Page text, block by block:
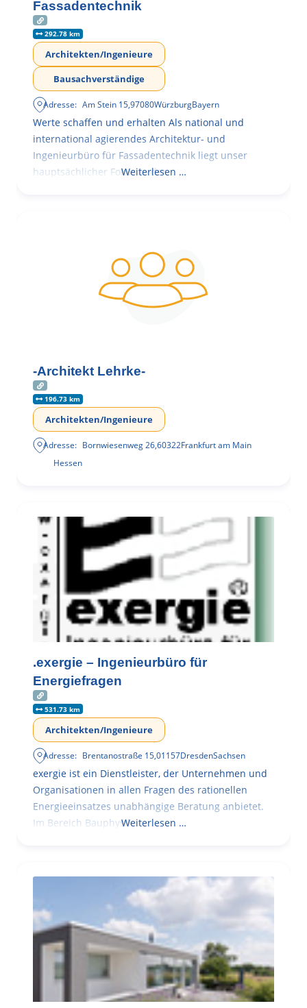
Fassadentechnik
292.78 km
Architekten/Ingenieure
Bausachverständige
Adresse: Am Stein 15,97080WürzburgBayern
Werte schaffen und erhalten Als national und
international agierendes Architektur- und
Ingenieurbüro für Fassadentechnik liegt unser
hauptsächlicher Fokus in der
Weiterlesen …
-Architekt Lehrke-
196.73 km
Architekten/Ingenieure
Adresse: Bornwiesenweg 26,60322Frankfurt am Main
Hessen
.exergie – Ingenieurbüro für
Energiefragen
531.73 km
Architekten/Ingenieure
Adresse: Brentanostraße 15,01157DresdenSachsen
exergie ist ein Dienstleister, der Unternehmen und
Organisationen in allen Fragen des rationellen
Energieeinsatzes unabhängige Beratung anbietet.
Im Bereich BauphysikWeiterlesen …